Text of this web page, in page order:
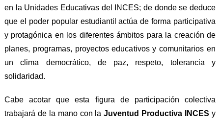
en la Unidades Educativas del INCES;de donde se deduce
que el poder popular estudiantil actúa de forma participativa
y protagónica en los diferentes ámbitos para la creación de
planes, programas, proyectos educativos y comunitarios en
un clima democrático, de paz, respeto, tolerancia y
solidaridad.
Cabe acotar que esta figura de participación colectiva
trabajará de la mano con laJuventud Productiva INCES y